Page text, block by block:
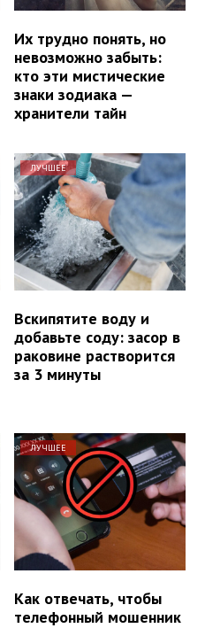
Их трудно понять, но
невозможно забыть:
кто эти мистические
знаки зодиака —
хранители тайн
ЛУЧШЕЕ
Вскипятите воду и
добавьте соду: засор в
раковине растворится
за 3 минуты
ЛУЧШЕЕ
Как отвечать, чтобы
телефонный мошенник